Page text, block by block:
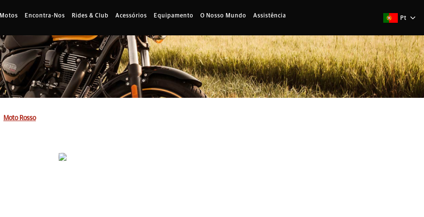
Motos Encontra-Nos Rides & Club Acessórios Equipamento O Nosso Mundo Assistência Pt
Moto Rosso